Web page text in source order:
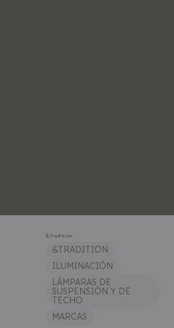
&TRADITION
ILUMINACIÓN
LÁMPARAS DE
SUSPENSIÓN Y DE
TECHO
MARCAS